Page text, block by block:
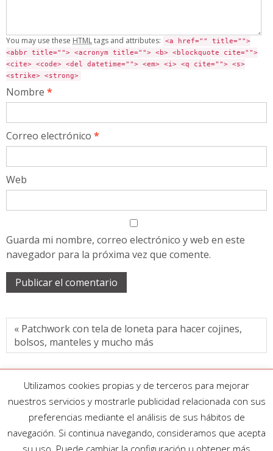
You may use these HTMLtags and attributes:
<a href="" title="">
<abbr title=""> <acronym title=""> <b> <blockquote cite="">
<cite> <code> <del datetime=""> <em> <i> <q cite=""> <s>
<strike> <strong>
Nombre *
Correo electrónico *
Web
Guarda mi nombre, correo electrónico y web en este
navegador para la próxima vez que comente.
« Patchwork con tela de loneta para hacer cojines,
bolsos, manteles y mucho más
Utilizamos cookies propias y de terceros para mejorar
nuestros servicios y mostrarle publicidad relacionada con sus
preferencias mediante el análisis de sus hábitos de
navegación. Si continua navegando, consideramos que acepta
su uso. Puede cambiar la configuración u obtener más